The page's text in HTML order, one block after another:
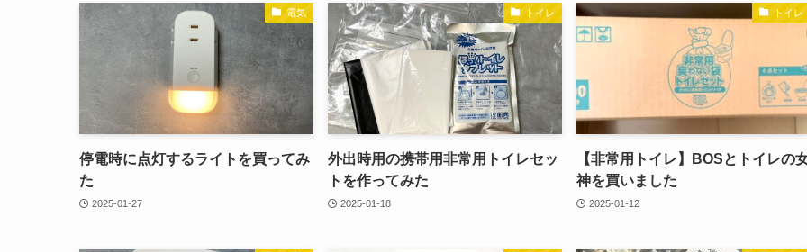
電気
停電時に点灯するライトを買ってみ
た
2025-01-27
トイレ
外出時用の携帯用非常用トイレセッ
トを作ってみた
2025-01-18
トイレ
【非常用トイレ】BOSとトイレの
神を買いました
2025-01-12